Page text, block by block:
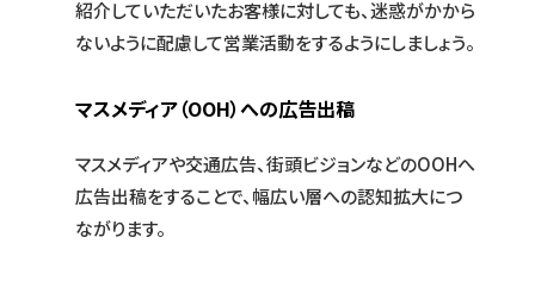
紹介していただいたお客様に対しても、迷惑がかから
ないように配慮して営業活動をするようにしましょう。
マスメディア（OOH）への広告出稿
マスメディアや交通広告、街頭ビジョンなどのOOHへ
広告出稿をすることで、幅広い層への認知拡大につ
ながります。